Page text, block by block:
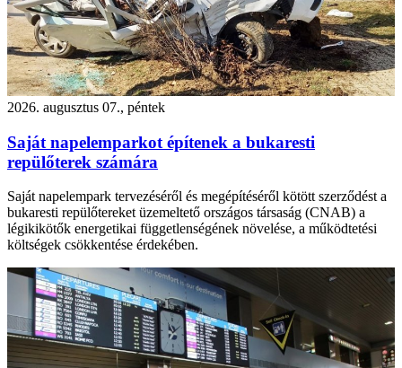
2026. augusztus 07., péntek
Saját napelemparkot építenek a bukaresti
repülőterek számára
Saját napelempark tervezéséről és megépítéséről kötött szerződést a
bukaresti repülőtereket üzemeltető országos társaság (CNAB) a
légikikötők energetikai függetlenségének növelése, a működtetési
költségek csökkentése érdekében.